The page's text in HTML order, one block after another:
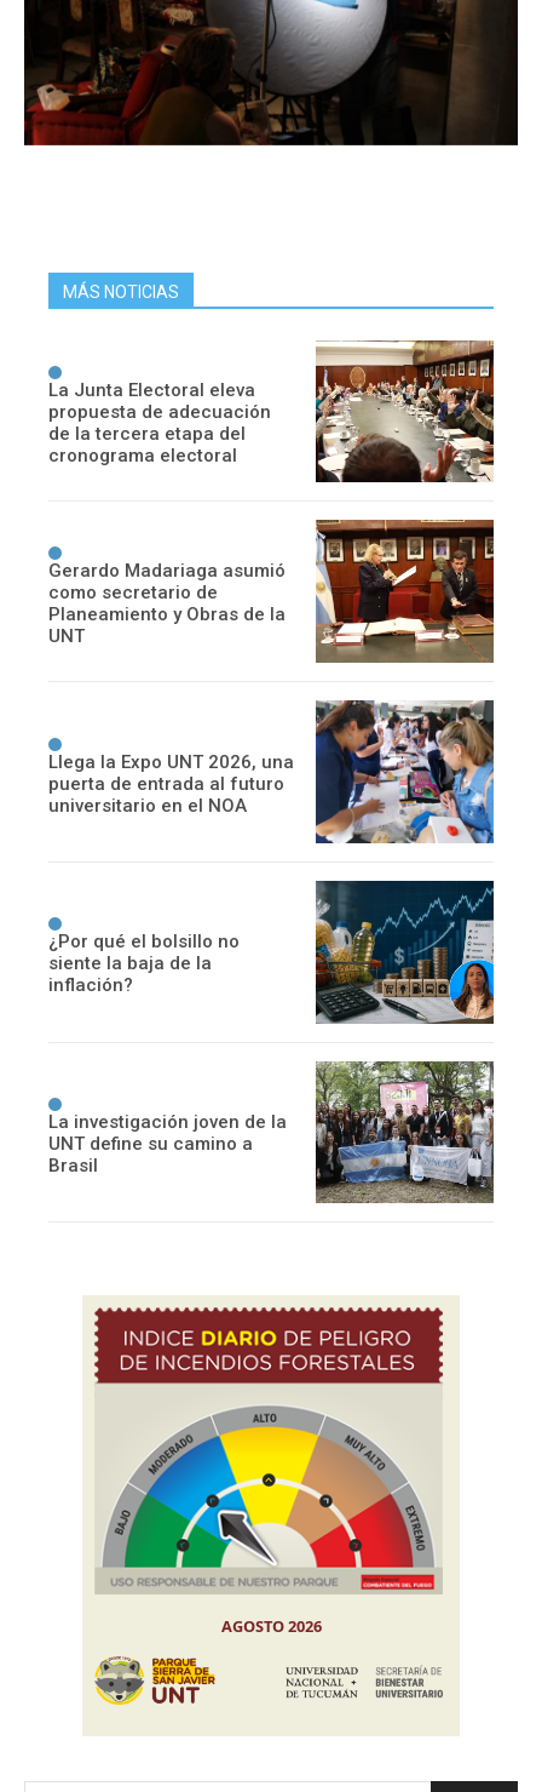
MÁS NOTICIAS
La Junta Electoral eleva
propuesta de adecuación
de la tercera etapa del
cronograma electoral
Gerardo Madariaga asumió
como secretario de
Planeamiento y Obras de la
UNT
Llega la Expo UNT 2026, una
puerta de entrada al futuro
universitario en el NOA
¿Por qué el bolsillo no
siente la baja de la
inflación?
La investigación joven de la
UNT define su camino a
Brasil